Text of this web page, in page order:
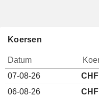
Koersen
Datum
07-08-26
CHF
06-08-26